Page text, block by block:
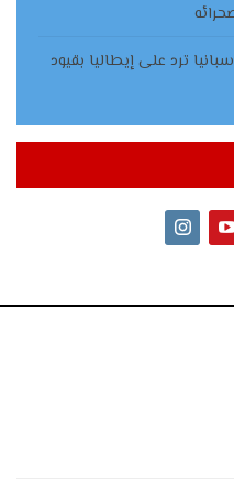
ترد على إيطاليا بقيود